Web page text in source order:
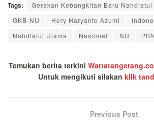
Tags:
Gerakan Kebangkitan Baru Nahdlatul
GKB-NU
Hery Haryanto Azumi
Nahdlatul Ulama
Nasional NU
Temukan berita terkini
Untuk mengikuti silakan klik
Previous Post